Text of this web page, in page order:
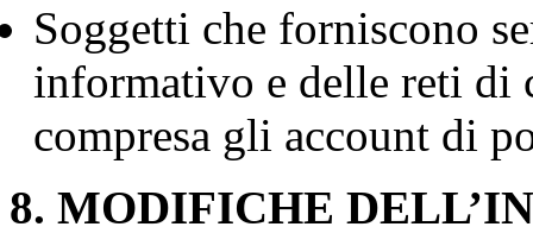
Soggetti che forniscono
informativo e delle reti di
compresa gli account di
8. MODIFICHE